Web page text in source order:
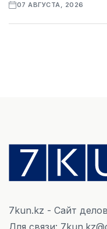
07 АВГУСТА, 2026
Вводят ли банки
ипотеки под
06 АВГУСТА, 2026
IT, ТЕХНОЛОГИЯ
7kun.kz - Сайт